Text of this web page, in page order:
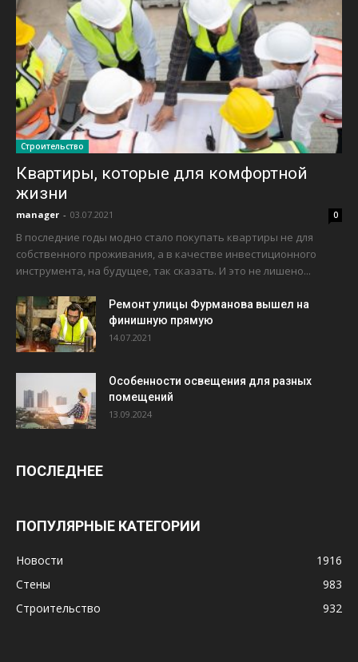
Строительство
Квартиры, которые для комфортной
жизни
manager - 03.07.2021 0
В последние годы модно стало покупать квартиры не для
собственного проживания, а в качестве инвестиционного
инструмента, на будущее, так сказать. И это не лишено...
Ремонт улицы Фурманова вышел на
финишную прямую
14.07.2021
Особенности освещения для разных
помещений
13.09.2024
ПОСЛЕДНЕЕ
ПОПУЛЯРНЫЕ КАТЕГОРИИ
Новости
1916
Стены
983
Строительство
932